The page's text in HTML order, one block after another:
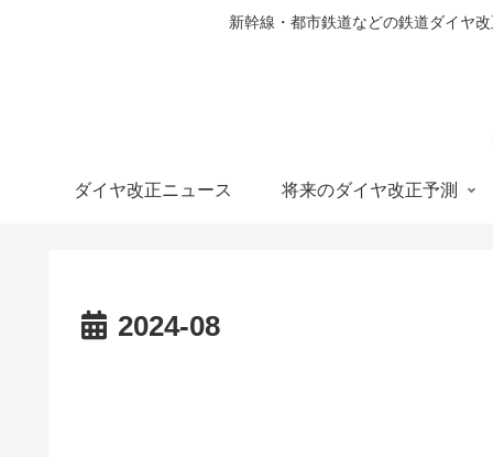
新幹線・都市鉄道などの鉄道ダイヤ
ダイヤ改正ニュース 将来のダイヤ改正予測
2024-08